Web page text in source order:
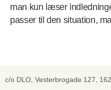
man kun læser
passer til den situation,
c/o DLO, Vesterbrogade 127,